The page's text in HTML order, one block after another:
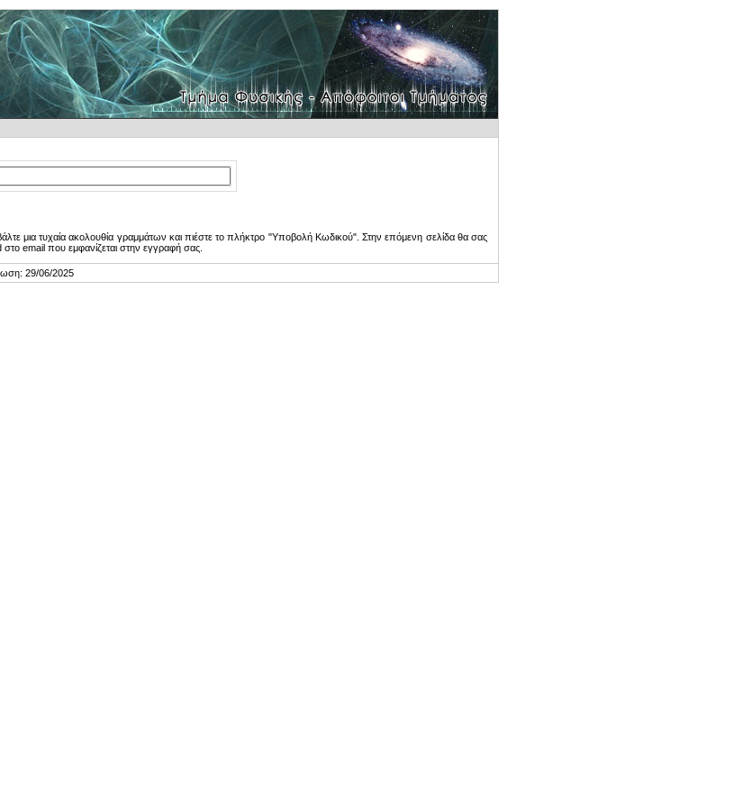
μια τυχαία ακολουθία γραμμάτων και πιέστε το πλήκτρο "Υποβολή Κωδικού". Στην επόμενη σελίδα θα σας
email που εμφανίζεται στην εγγραφή σας.
29/06/2025